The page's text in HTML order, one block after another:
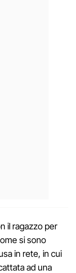
il ragazzo per
si sono
in rete, in cui
ad una